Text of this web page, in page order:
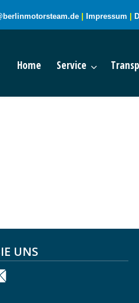
Impressum
Home Service
UNS